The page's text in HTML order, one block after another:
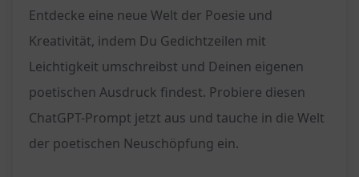
Entdecke eine neue Welt der Poesie und
Kreativität, indem Du Gedichtzeilen mit
Leichtigkeit umschreibst und Deinen eigenen
poetischen Ausdruck findest. Probiere diesen
ChatGPT-Prompt jetzt aus und tauche in die Welt
der poetischen Neuschöpfung ein.